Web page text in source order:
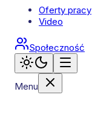
Oferty pracy
Video
Społeczność
Menu